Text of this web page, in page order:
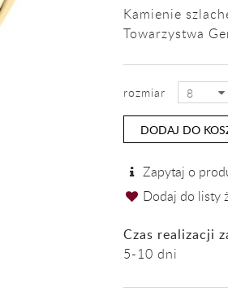
Kamienie
Towarzystwa
8
DODAJ DO
Zapytaj o
Dodaj do listy
Czas realizacji
5-10 dni